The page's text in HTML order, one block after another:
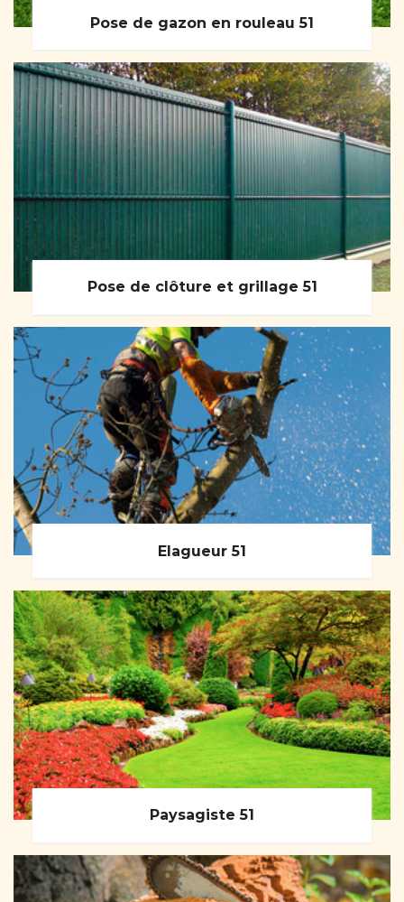
Pose de gazon en rouleau 51
Pose de clôture et grillage 51
Elagueur 51
Paysagiste 51